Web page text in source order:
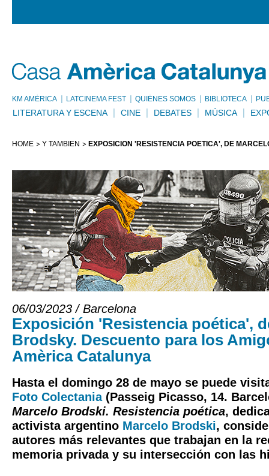
KM AMÈRICA LATCINEMA FEST QUIÉNES SOMOS BIBLIOTECA
LITERATURA Y ESCENA CINE DEBATES MÚSICA
HOME Y TAMBIÉN EXPOSICIÓN 'RESISTENCIA POÉTICA', DE
06/03/2023 / Barcelona
Exposición 'Resistencia poética',
Brodsky. Descuento para los
Amèrica Catalunya
Hasta el domingo 28 de mayo se puede
Foto Colectania(Passeig Picasso, 14.
Marcelo Brodski. Resistencia poética,
activista argentino Marcelo Brodski,
autores más relevantes que trabajan en la
memoria privada y su intersección con las